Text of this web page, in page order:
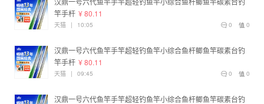
竿手杆 ¥ 80.11
0
0
天猫 | 10:05
汉鼎一号六代鱼竿手竿超轻钓鱼竿小综合鱼杆鲫鱼竿碳素台钓
竿手杆 ¥ 80.11
0
0
天猫 | 09:45
汉鼎一号六代鱼竿手竿超轻钓鱼竿小综合鱼杆鲫鱼竿碳素台钓